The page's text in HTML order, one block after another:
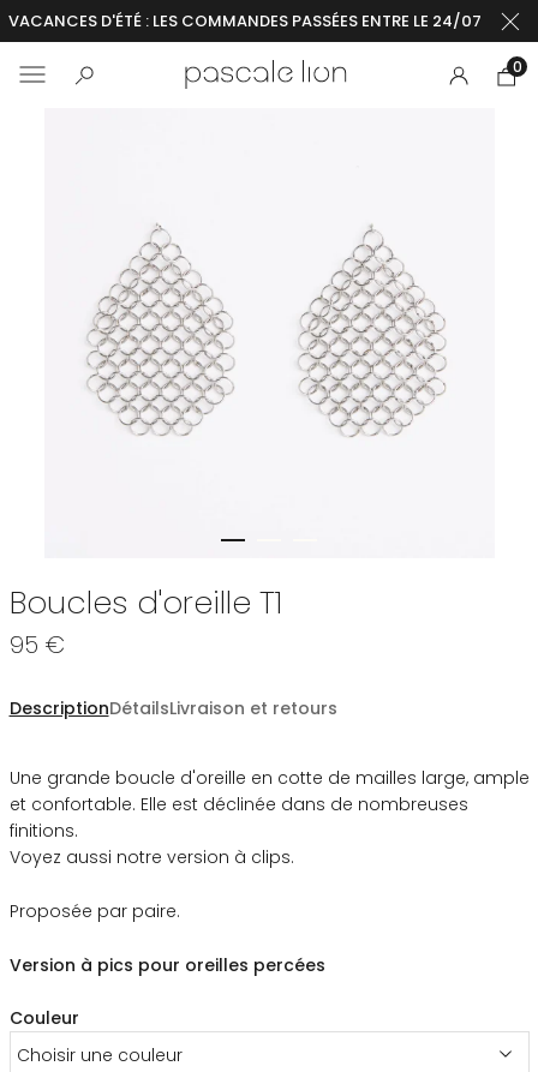
VACANCES D'ÉTÉ : LES COMMANDES PASSÉES ENTRE LE 24/07 ET
0
Boucles d'oreille T1
95 €
DescriptionDétailsLivraison et retours
Une grande boucle d'oreille en cotte de mailles large, ample
et confortable. Elle est déclinée dans de nombreuses
finitions.
Voyez aussi notre version à clips.
Proposée par paire.
Version à pics pour oreilles percées
Couleur
Choisir une couleur